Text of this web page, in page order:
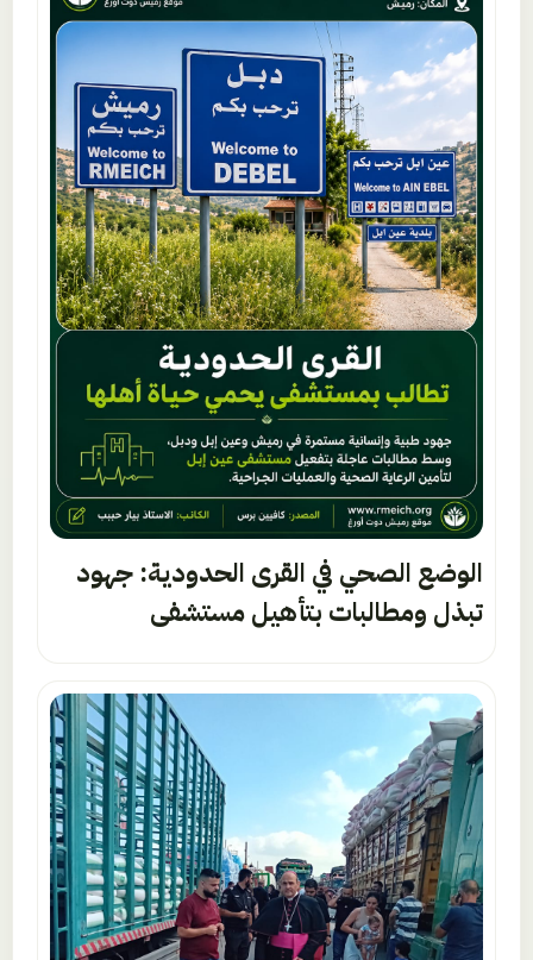
الوضع الصحي في القرى الحدودية: جهود
تبذل ومطالبات بتأهيل مستشفى